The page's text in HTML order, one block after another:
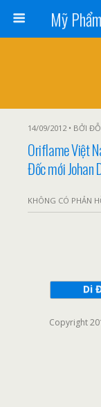
Mỹ
14/09/2012 • BỞI
Oriflame Việt
Đốc mới Johan
KHÔNG CÓ PHẢN
Di
Copyright